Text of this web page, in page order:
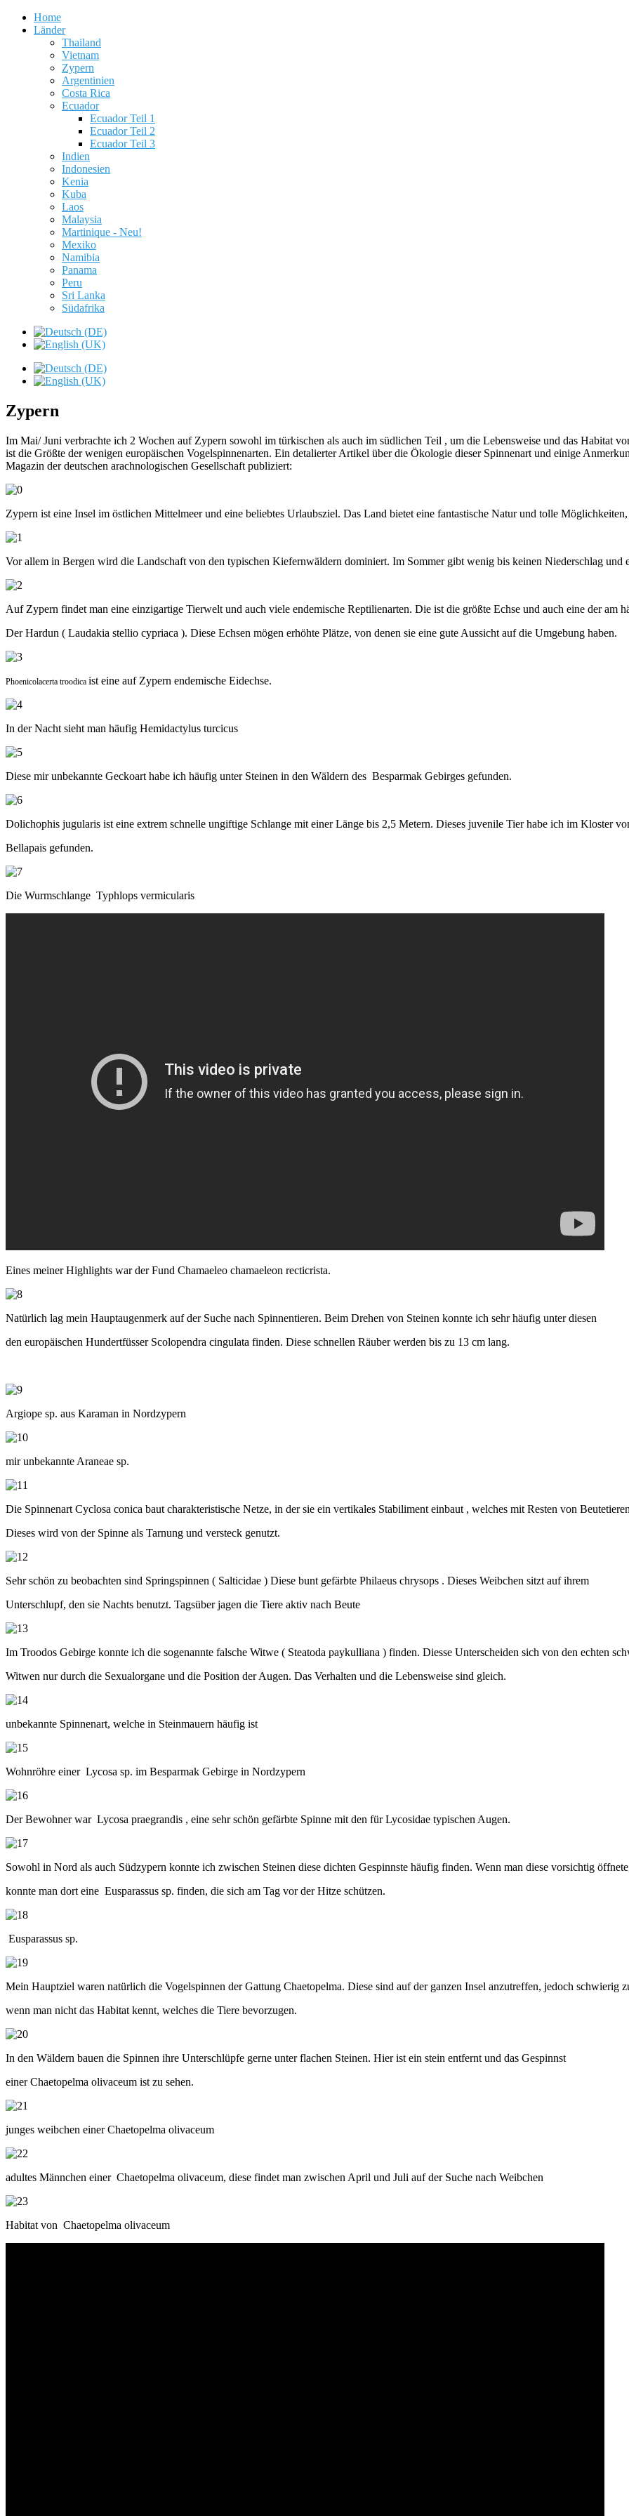
Home
Länder
Thailand
Vietnam
Zypern
Argentinien
Costa Rica
Ecuador
Ecuador Teil 1
Ecuador Teil 2
Ecuador Teil 3
Indien
Indonesien
Kenia
Kuba
Laos
Malaysia
Martinique - Neu!
Mexiko
Namibia
Panama
Peru
Sri Lanka
Südafrika
Zypern
Im Mai/ Juni verbrachte ich 2 Wochen auf Zypern sowohl im türkischen als auch im südlichen Teil , um die Lebensweise und das Habitat
ist die Größte der wenigen europäischen Vogelspinnenarten. Ein detalierter Artikel über die Ökologie dieser Spinnenart und einige
Magazin der deutschen arachnologischen Gesellschaft publiziert:
Zypern ist eine Insel im östlichen Mittelmeer und eine beliebtes Urlaubsziel. Das Land bietet eine fantastische Natur und tolle
Vor allem in Bergen wird die Landschaft von den typischen Kiefernwäldern dominiert. Im Sommer gibt wenig bis keinen Niederschlag und
Auf Zypern findet man eine einzigartige Tierwelt und auch viele endemische Reptilienarten. Die ist die größte Echse und auch eine der am
Der Hardun ( Laudakia stellio cypriaca ). Diese Echsen mögen erhöhte Plätze, von denen sie eine gute Aussicht auf die Umgebung haben.
Phoenicolacerta troodica ist eine auf Zypern endemische Eidechse.
In der Nacht sieht man häufig Hemidactylus turcicus
Diese mir unbekannte Geckoart habe ich häufig unter Steinen in den Wäldern des Besparmak Gebirges gefunden.
Dolichophis jugularis ist eine extrem schnelle ungiftige Schlange mit einer Länge bis 2,5 Metern. Dieses juvenile Tier habe ich im Kloster
Bellapais gefunden.
Die Wurmschlange Typhlops vermicularis
Eines meiner Highlights war der Fund Chamaeleo chamaeleon recticrista.
Natürlich lag mein Hauptaugenmerk auf der Suche nach Spinnentieren. Beim Drehen von Steinen konnte ich sehr häufig unter diesen
den europäischen Hundertfüsser Scolopendra cingulata finden. Diese schnellen Räuber werden bis zu 13 cm lang.
Argiope sp. aus Karaman in Nordzypern
mir unbekannte Araneae sp.
Die Spinnenart Cyclosa conica baut charakteristische Netze, in der sie ein vertikales Stabiliment einbaut , welches mit Resten von
Dieses wird von der Spinne als Tarnung und versteck genutzt.
Sehr schön zu beobachten sind Springspinnen ( Salticidae ) Diese bunt gefärbte Philaeus chrysops . Dieses Weibchen sitzt auf ihrem
Unterschlupf, den sie Nachts benutzt. Tagsüber jagen die Tiere aktiv nach Beute
Im Troodos Gebirge konnte ich die sogenannte falsche Witwe ( Steatoda paykulliana ) finden. Diesse Unterscheiden sich von den echten
Witwen nur durch die Sexualorgane und die Position der Augen. Das Verhalten und die Lebensweise sind gleich.
unbekannte Spinnenart, welche in Steinmauern häufig ist
Wohnröhre einer Lycosa sp. im Besparmak Gebirge in Nordzypern
Der Bewohner war Lycosa praegrandis , eine sehr schön gefärbte Spinne mit den für Lycosidae typischen Augen.
Sowohl in Nord als auch Südzypern konnte ich zwischen Steinen diese dichten Gespinnste häufig finden. Wenn man diese vorsichtig
konnte man dort eine Eusparassus sp. finden, die sich am Tag vor der Hitze schützen.
Eusparassus sp.
Mein Hauptziel waren natürlich die Vogelspinnen der Gattung Chaetopelma. Diese sind auf der ganzen Insel anzutreffen, jedoch schwierig
wenn man nicht das Habitat kennt, welches die Tiere bevorzugen.
In den Wäldern bauen die Spinnen ihre Unterschlüpfe gerne unter flachen Steinen. Hier ist ein stein entfernt und das Gespinnst
einer Chaetopelma olivaceum ist zu sehen.
junges weibchen einer Chaetopelma olivaceum
adultes Männchen einer Chaetopelma olivaceum, diese findet man zwischen April und Juli auf der Suche nach Weibchen
Habitat von Chaetopelma olivaceum